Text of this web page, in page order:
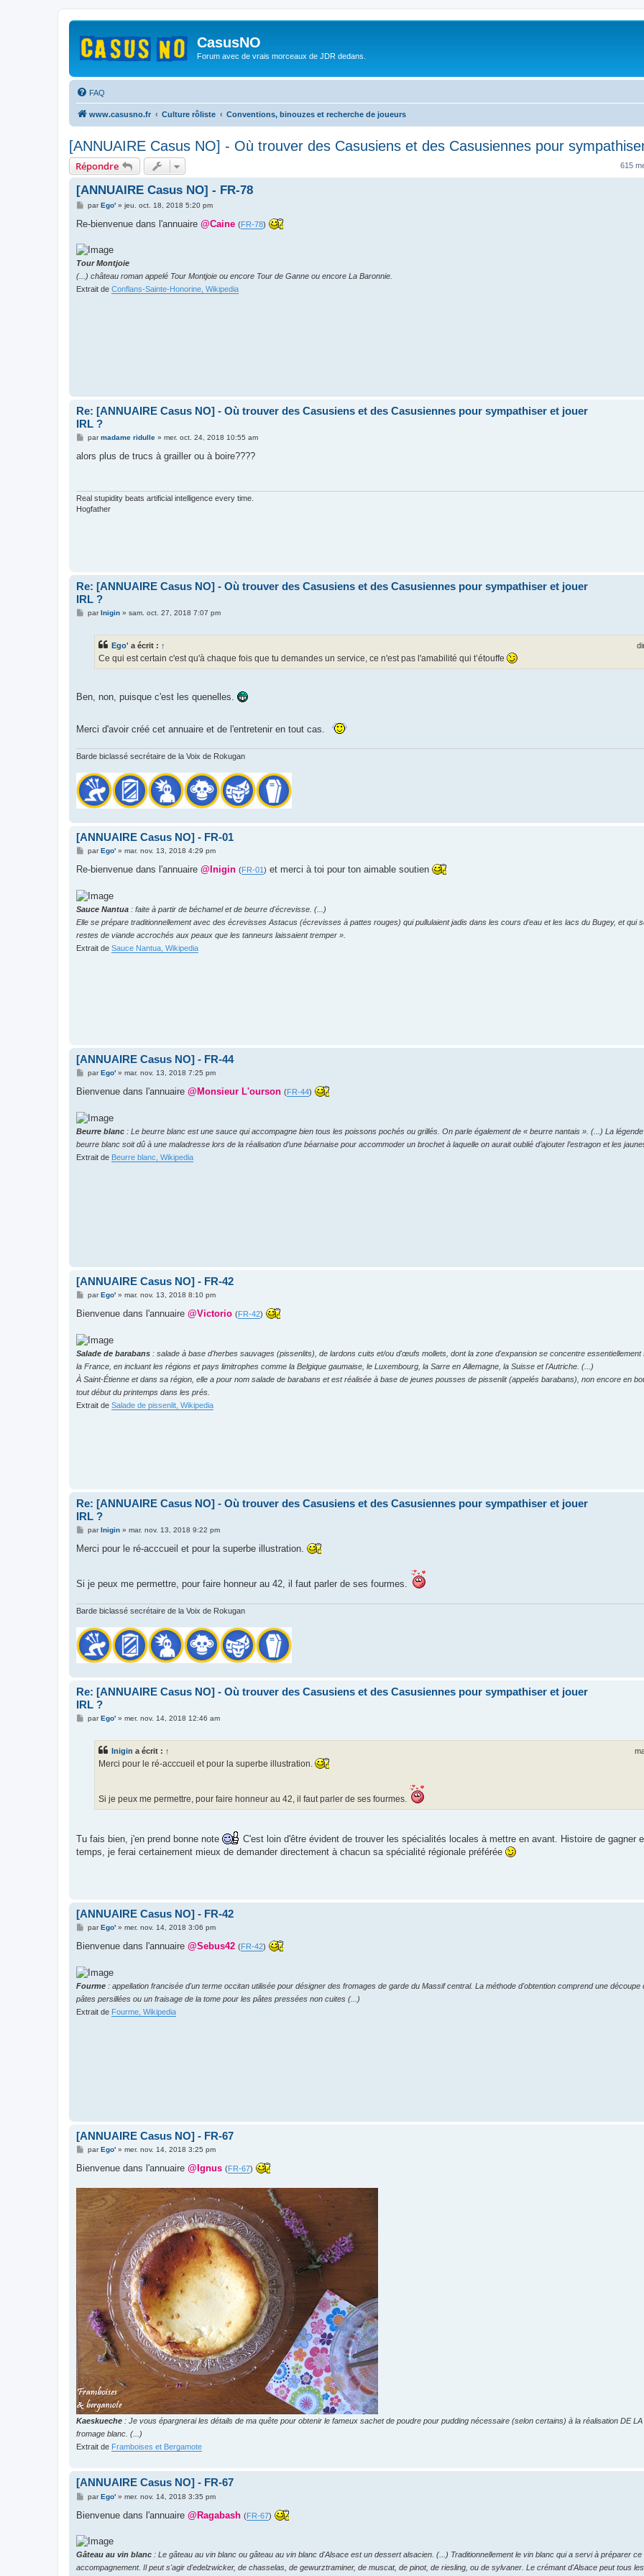
CasusNO
Forum avec de vrais morceaux de JDR dedans.
FAQ
www.casusno.fr Culture rôliste Conventions, binouzes et recherche de joueurs
[ANNUAIRE Casus NO] - Où trouver des Casusiens et des Casusiennes pour
Répondre 615
[ANNUAIRE Casus NO] - FR-78
M
s
g
e
parEgo'» jeu. oct. 18, 2018 5:20 pm
Re-bienvenue dans l'annuaire @Caine (FR-78)
Tour Montjoie
(...) château roman appelé Tour Montjoie ou encore Tour de Ganne ou encore La Baronnie.
Extrait de Conflans-Sainte-Honorine, Wikipedia
Re: [ANNUAIRE Casus NO] - Où trouver des Casusiens et des Casusiennes pour sympathiser et jouer
IRL ?
M
s
parmadame ridulle» mer. oct. 24, 2018 10:55 am
alors plus de trucs à grailler ou à boire????
Real stupidity beats artificial intelligence every time.
Hogfather
Re: [ANNUAIRE Casus NO] - Où trouver des Casusiens et des Casusiennes pour sympathiser et jouer
IRL ?
MparInigin» sam. oct. 27, 2018 7:07 pm
Ego' a écrit : ↑
Ce qui est certain c'est qu'à chaque fois que tu demandes un service, ce n'est pas l'amabilité qui t’étouffe
Ben, non, puisque c'est les quenelles.
Merci d'avoir créé cet annuaire et de l'entretenir en tout cas.
Barde biclassé secrétaire de la Voix de Rokugan
[ANNUAIRE Casus NO] - FR-01
M
s
g
e
parEgo'» mar. nov. 13, 2018 4:29 pm
Re-bienvenue dans l'annuaire @Inigin (FR-01) et merci à toi pour ton aimable soutien
Sauce Nantua : faite à partir de béchamel et de beurre d'écrevisse. (...)
Elle se prépare traditionnellement avec des écrevisses Astacus (écrevisses à pattes rouges) qui pullulaient jadis dans les cours d’eau et les lacs du Bugey, et qui
restes de viande accrochés aux peaux que les tanneurs laissaient tremper ».
Extrait de Sauce Nantua, Wikipedia
[ANNUAIRE Casus NO] - FR-44
M
s
g
e
parEgo'» mar. nov. 13, 2018 7:25 pm
Bienvenue dans l'annuaire @Monsieur L'ourson (FR-44)
Beurre blanc : Le beurre blanc est une sauce qui accompagne bien tous les poissons pochés ou grillés. On parle également de « beurre nantais ». (...) La
beurre blanc soit dû à une maladresse lors de la réalisation d’une béarnaise pour accommoder un brochet à laquelle on aurait oublié d’ajouter l’estragon et les
Extrait de Beurre blanc, Wikipedia
[ANNUAIRE Casus NO] - FR-42
M
s
g
e
parEgo'» mar. nov. 13, 2018 8:10 pm
Bienvenue dans l'annuaire @Victorio (FR-42)
Salade de barabans : salade à base d'herbes sauvages (pissenlits), de lardons cuits et/ou d'œufs mollets, dont la zone d'expansion se concentre essentiellement
la France, en incluant les régions et pays limitrophes comme la Belgique gaumaise, le Luxembourg, la Sarre en Allemagne, la Suisse et l'Autriche. (...)
À Saint-Étienne et dans sa région, elle a pour nom salade de barabans et est réalisée à base de jeunes pousses de pissenlit (appelés barabans), non encore en
tout début du printemps dans les prés.
Extrait de Salade de pissenlit, Wikipedia
Re: [ANNUAIRE Casus NO] - Où trouver des Casusiens et des Casusiennes pour sympathiser et jouer
IRL ?
M
s
e
parInigin» mar. nov. 13, 2018 9:22 pm
Merci pour le ré-acccueil et pour la superbe illustration.
Si je peux me permettre, pour faire honneur au 42, il faut parler de ses fourmes.
Barde biclassé secrétaire de la Voix de Rokugan
Re: [ANNUAIRE Casus NO] - Où trouver des Casusiens et des Casusiennes pour sympathiser et jouer
IRL ?
MparEgo'» mer. nov. 14, 2018 12:46 am
Inigin a écrit : ↑
Merci pour le ré-acccueil et pour la superbe illustration.
Si je peux me permettre, pour faire honneur au 42, il faut parler de ses fourmes.
Tu fais bien, j'en prend bonne note
C'est loin d'être évident de trouver les spécialités locales à mettre en avant. Histoire de gagner
temps, je ferai certainement mieux de demander directement à chacun sa spécialité régionale préférée
[ANNUAIRE Casus NO] - FR-42
M
s
g
e
parEgo'» mer. nov. 14, 2018 3:06 pm
Bienvenue dans l'annuaire @Sebus42 (FR-42)
Fourme : appellation francisée d'un terme occitan utilisée pour désigner des fromages de garde du Massif central. La méthode d'obtention comprend une découpe
pâtes persillées ou un fraisage de la tome pour les pâtes pressées non cuites (...)
Extrait de Fourme, Wikipedia
[ANNUAIRE Casus NO] - FR-67
M
s
g
e
parEgo'» mer. nov. 14, 2018 3:25 pm
Bienvenue dans l'annuaire @Ignus (FR-67)
Kaeskueche : Je vous épargnerai les détails de ma quête pour obtenir le fameux sachet de poudre pour pudding nécessaire (selon certains) à la réalisation DE
fromage blanc. (...)
Extrait de Framboises et Bergamote
[ANNUAIRE Casus NO] - FR-67
M
s
g
e
parEgo'» mer. nov. 14, 2018 3:35 pm
Bienvenue dans l'annuaire @Ragabash (FR-67)
Gâteau au vin blanc : Le gâteau au vin blanc ou gâteau au vin blanc d'Alsace est un dessert alsacien. (...) Traditionnellement le vin blanc qui a servi à préparer
accompagnement. Il peut s'agir d'edelzwicker, de chasselas, de gewurztraminer, de muscat, de pinot, de riesling, ou de sylvaner. Le crémant d'Alsace peut tous